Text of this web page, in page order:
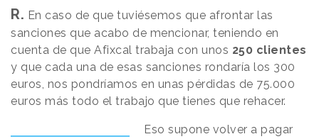
R. En caso de que tuviésemos que afrontar las
sanciones que acabo de mencionar, teniendo en
cuenta de que Afixcal trabaja con unos 250 clientes
y que cada una de esas sanciones rondaría los 300
euros, nos pondríamos en unas pérdidas de 75.000
euros más todo el trabajo que tienes que rehacer.
Eso supone volver a pagar